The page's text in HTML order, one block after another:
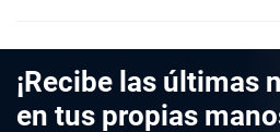
¡Recibe las últimas
en tus propias